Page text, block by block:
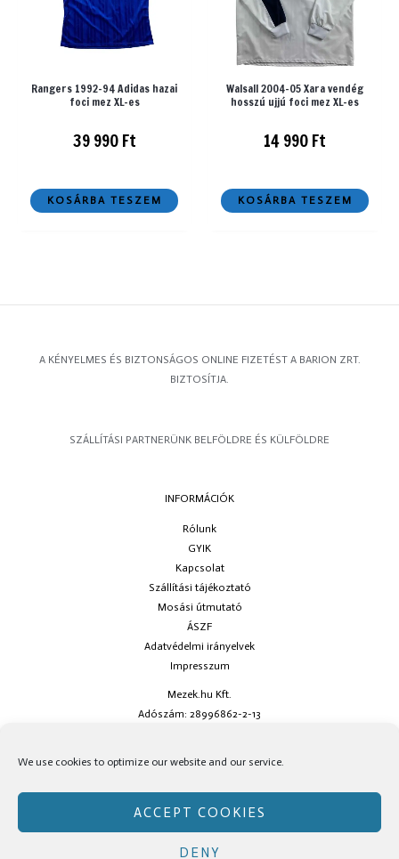
We use cookies to optimize our website and our service.
ACCEPT COOKIES
DENY
Rangers 1992-94 Adidas hazai
foci mez XL-es
39 990Ft
KOSÁRBA TESZEM
Walsall 2004-05 Xara vendég
hosszú ujjú foci mez XL-es
14 990Ft
KOSÁRBA TESZEM
A KÉNYELMES ÉS BIZTONSÁGOS ONLINE FIZETÉST A BARION ZRT.
BIZTOSÍTJA.
SZÁLLÍTÁSI PARTNERÜNK BELFÖLDRE ÉS KÜLFÖLDRE
INFORMÁCIÓK
Rólunk
GYIK
Kapcsolat
Szállítási tájékoztató
Mosási útmutató
ÁSZF
Adatvédelmi irányelvek
Impresszum
Mezek.hu Kft.
Adószám: 28996862-2-13
social oldalainkon!
Copyright © Mezek.hu 2026 Mezek.hu